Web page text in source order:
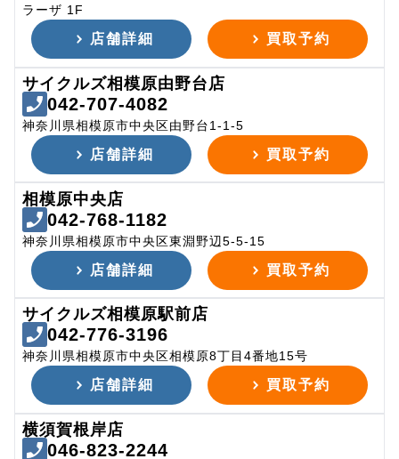
ラーザ 1F
店舗詳細 買取予約
サイクルズ相模原由野台店
042-707-4082
神奈川県相模原市中央区由野台1-1-5
店舗詳細 買取予約
相模原中央店
042-768-1182
神奈川県相模原市中央区東淵野辺5-5-15
店舗詳細 買取予約
サイクルズ相模原駅前店
042-776-3196
神奈川県相模原市中央区相模原8丁目4番地15号
店舗詳細 買取予約
横須賀根岸店
046-823-2244